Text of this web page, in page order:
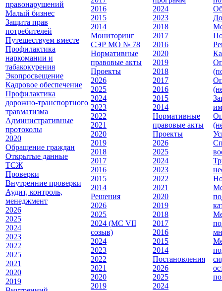
правонарушений
Малый бизнес
Защита прав
потребителей
Путешествуем вместе
Профилактика
наркомании и
табакокурения
Экопросвещение
Кадровое обеспечение
Профилактика
дорожно-транспортного
травматизма
Административные
протоколы
2020
Обращение граждан
Открытые данные
ТСЖ
Проверки
Внутренние проверки
Аудит, контроль,
менеджмент
2026
2025
2024
2023
2022
2025
2021
2020
2019
2016
2015
2014
Мониторинг
СЭР МО № 78
Нормативные
правовые акты
Проекты
2026
2025
2024
2023
2022
2021
2020
2019
2018
2017
2016
2015
2014
Решения
2026
2025
2024 (МС VII
созыв)
2024
2023
2022
2021
2020
2019
2024
2023
2018
2017
2016
2020
2019
2018
2017
2016
2015
2014
Нормативные
правовые акты
Проекты
2026
2025
2024
2023
2022
2021
2020
2019
2018
2017
2016
2015
2014
Постановления
2026
2025
2024